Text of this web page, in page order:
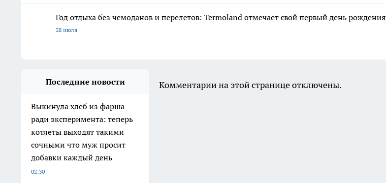
Год отдыха без чемоданов и перелетов: Termoland отмечает свой первый день рождения
28 июля
Последние новости
Выкинула хлеб из фарша
ради эксперимента: теперь
котлеты выходят такими
сочными что муж просит
добавки каждый день
02:30
Комментарии на этой странице отключены.